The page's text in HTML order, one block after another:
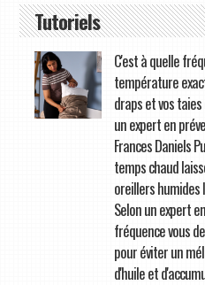
Tutoriels
C'est à quelle
température
draps et vos
un expert en
Frances Daniels
temps chaud
oreillers
Selon un expert
fréquence vous
pour éviter un
d'huile et